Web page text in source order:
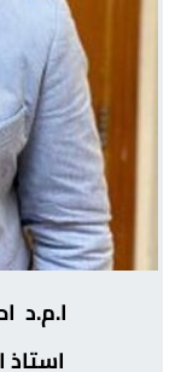
ا.م.د
استاذ